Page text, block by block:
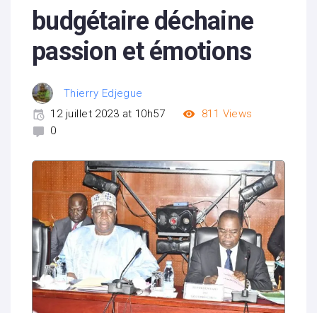
budgétaire déchaine
passion et émotions
Thierry Edjegue
12 juillet 2023 at 10h57
811 Views
0